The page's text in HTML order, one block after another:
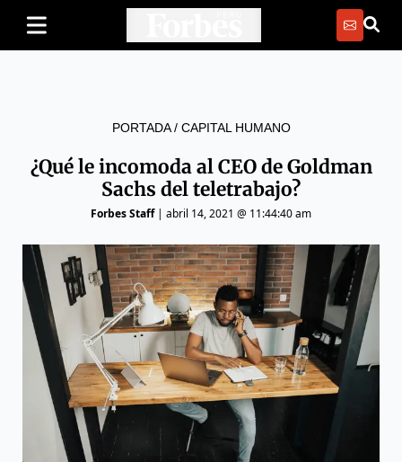
PORTADA/ CAPITAL HUMANO
¿Qué le incomoda al CEO de Goldman
Sachs del teletrabajo?
Forbes Staff| abril 14, 2021 @ 11:44:40 am